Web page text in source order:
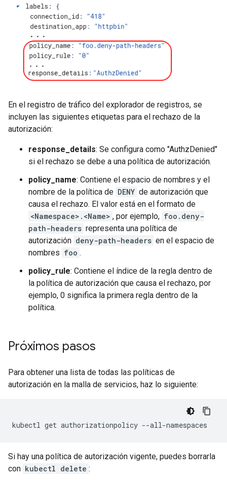
En el registro de tráfico del explorador de registros, se
incluyen las siguientes etiquetas para el rechazo de la
autorización:
response_details: Se configura como "AuthzDenied"
si el rechazo se debe a una política de autorización.
policy_name: Contiene el espacio de nombres y el
nombre de la política de DENY de autorización que
causa el rechazo. El valor está en el formato de
<Namespace>.<Name> , por ejemplo, foo.deny-
path-headers representa una política de
autorización deny-path-headers en el espacio de
nombres foo .
policy_rule: Contiene el índice de la regla dentro de
la política de autorización que causa el rechazo, por
ejemplo, 0 significa la primera regla dentro de la
política.
Próximos pasos
Para obtener una lista de todas las políticas de
autorización en la malla de servicios, haz lo siguiente:
Si hay una política de autorización vigente, puedes borrarla
con kubectl delete :